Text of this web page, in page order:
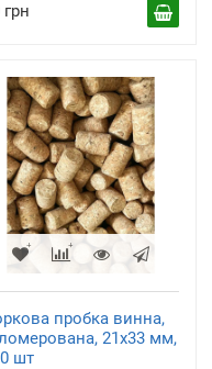
грн
пробка винна,
21х33 мм,
шт